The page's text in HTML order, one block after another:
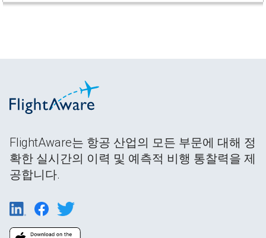
FlightAware는 항공 산업의 모든 부문에 대해 정
확한 실시간의 이력 및 예측적 비행 통찰력을 제
공합니다.